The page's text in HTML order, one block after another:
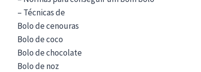
– Técnicas de
Bolo de cenouras
Bolo de coco
Bolo de chocolate
Bolo de noz